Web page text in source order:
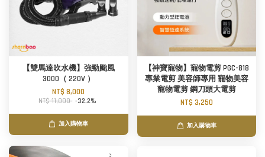
【雙馬達吹水機】強勁颱風
3000（ 220V ）
NT$ 8,000
NT$ 11,800 -32.2%
加入購物車
【神寶寵物】寵物電剪 PGC-818
專業電剪 美容師專用 寵物美容
寵物電剪 鋼刀頭大電剪
NT$ 3,250
加入購物車